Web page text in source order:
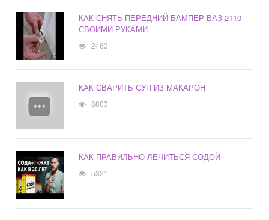
КАК СНЯТЬ ПЕРЕДНИЙ БАМПЕР ВАЗ 2110
СВОИМИ РУКАМИ
2463
КАК СВАРИТЬ СУП ИЗ МАКАРОН
8803
КАК ПРАВИЛЬНО ЛЕЧИТЬСЯ СОДОЙ
5321